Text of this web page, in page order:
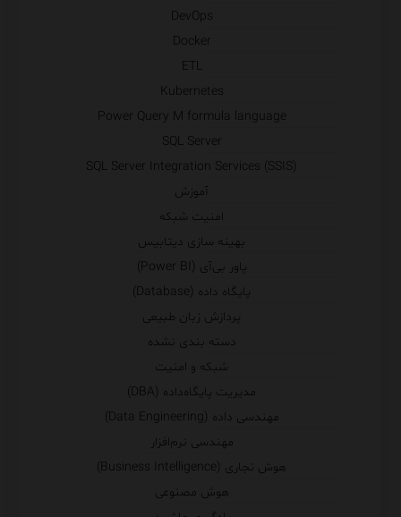
DevOps
Docker
ETL
Kubernetes
Power Query M formula language
SQL Server
SQL Server Integration Services (SSIS)
آموزش
امنیت شبکه
بهینه سازی دیتابیس
پاور بی‌آی (Power BI)
پایگاه داده (Database)
پردازش زبان طبیعی
دسته بندی نشده
شبکه و امنیت
مدیریت پایگاه‌داده (DBA)
مهندسی داده (Data Engineering)
مهندسی نرم‌افزار
هوش تجاری (Business Intelligence)
هوش مصنوعی